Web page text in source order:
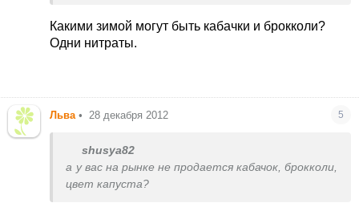
Какими зимой могут быть кабачки и брокколи?
Одни нитраты.
Льва • 28 декабря 2012 5
shusya82
а у вас на рынке не продается кабачок, брокколи,
цвет капуста?